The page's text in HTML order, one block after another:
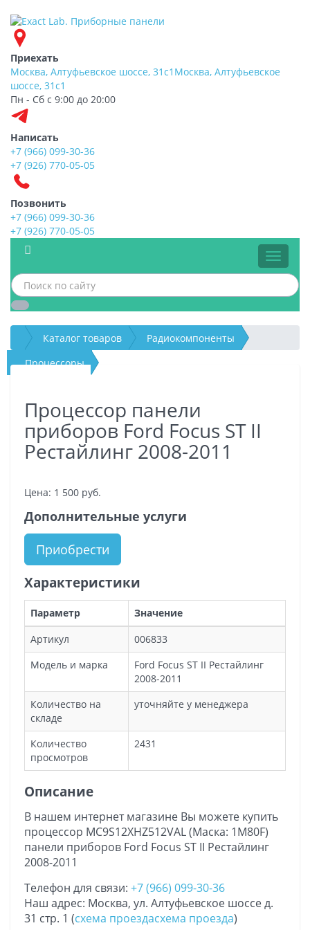
Приехать
Москва, Алтуфьевское шоссе, 31с1 Москва, Алтуфьевское
шоссе, 31с1
Пн - Сб с 9:00 до 20:00
Написать
+7 (966) 099-30-36
+7 (926) 770-05-05
Позвонить
+7 (966) 099-30-36
+7 (926) 770-05-05
Меню
Каталог товаров
Радиокомпоненты
Процессоры
Рестайлинг 2008-2011
Процессор панели
приборов Ford Focus ST II
Рестайлинг 2008-2011
Цена: 1 500 руб.
Дополнительные услуги
Приобрести
Характеристики
Параметр
Значение
Артикул
006833
Модель и марка
Ford Focus ST II Рестайлинг
2008-2011
Количество на
складе
уточняйте у менеджера
Количество
просмотров
2431
Описание
В нашем интернет магазине Вы можете купить
процессор MC9S12XHZ512VAL (Маска: 1M80F)
панели приборов Ford Focus ST II Рестайлинг
2008-2011
Телефон для связи: +7 (966) 099-30-36
Наш адрес: Москва, ул. Алтуфьевское шоссе д.
31 стр. 1 (схема проездасхема проезда)